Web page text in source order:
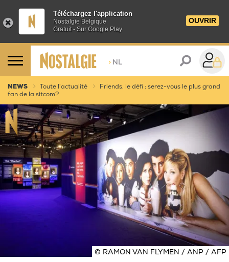
Téléchargez l'application
Nostalgie Belgique
Gratuit - Sur Google Play
OUVRIR
> NL
NEWS Toute l'actualité
Friends, le défi : serez-vous le plus grand
fan de la sitcom?
© RAMON VAN FLYMEN / ANP / AFP